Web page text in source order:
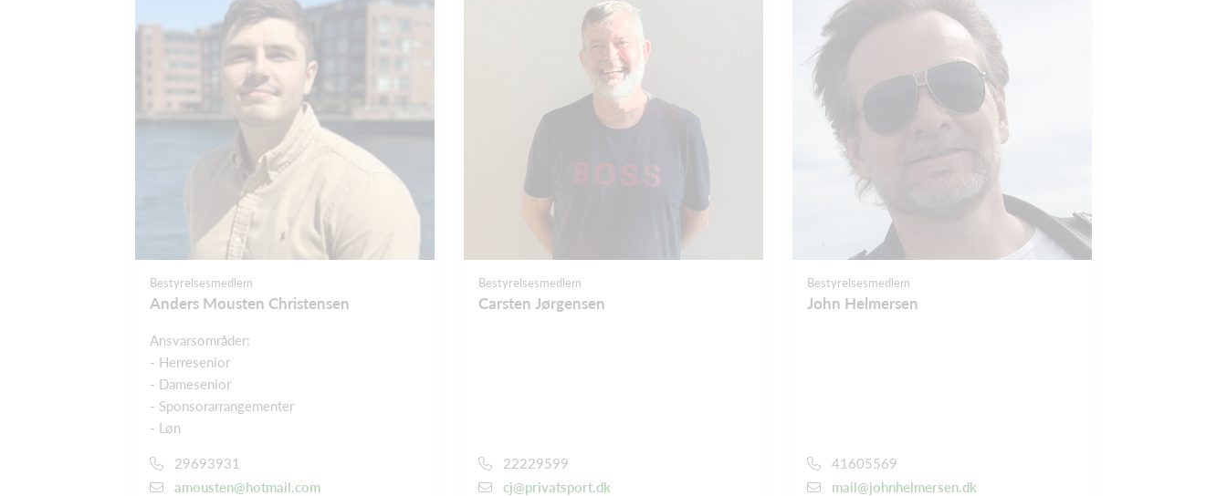
Bestyrelsesmedlem
Anders Mousten Christensen
Ansvarsområder:
- Herresenior
- Damesenior
- Sponsorarrangementer
- Løn
29693931
amousten@hotmail.com
Bestyrelsesmedlem
Carsten Jørgensen
22229599
cj@privatsport.dk
Bestyrelsesmedlem
John Helmersen
41605569
mail@johnhelmersen.dk